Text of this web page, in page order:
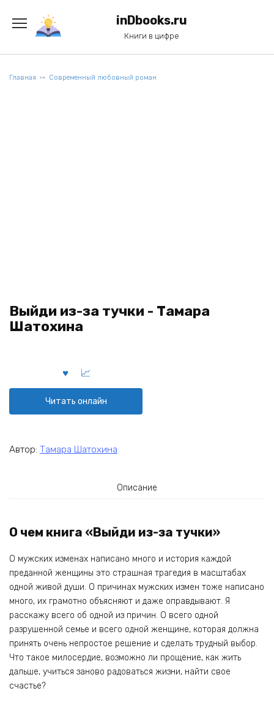
содержанию
inDbooks.ru
Книги в цифре
Главная Современный любовный роман
Выйди из-за тучки - Тамара
Шатохина
Читать онлайн
Автор: Тамара Шатохина
Описание
О чем книга «Выйди из-за тучки»
О мужских изменах написано много и история каждой
преданной женщины это страшная трагедия в масштабах
одной живой души. О причинах мужских измен тоже написано
много, их грамотно объясняют и даже оправдывают. Я
расскажу всего об одной из причин. О всего одной
разрушенной семье и всего одной женщине, которая должна
принять очень непростое решение и сделать трудный выбор.
Что такое милосердие, возможно ли прощение, как жить
дальше, учиться заново радоваться жизни, найти свое
счастье?